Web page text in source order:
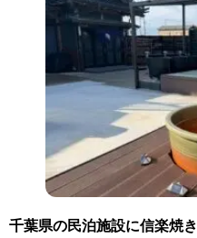
千葉県の民泊施設に信楽焼